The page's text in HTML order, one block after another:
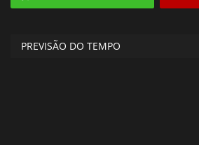
PREVISÃO DO TEMPO